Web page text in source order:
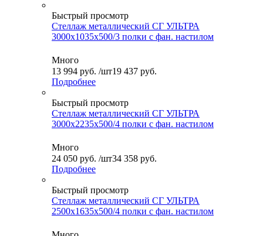
Быстрый просмотр
Стеллаж металлический СГ УЛЬТРА
3000x1035x500/3 полки с фан. настилом
Много
13 994 руб. /шт19 437 руб.
Подробнее
Быстрый просмотр
Стеллаж металлический СГ УЛЬТРА
3000x2235x500/4 полки с фан. настилом
Много
24 050 руб. /шт34 358 руб.
Подробнее
Быстрый просмотр
Стеллаж металлический СГ УЛЬТРА
2500x1635x500/4 полки с фан. настилом